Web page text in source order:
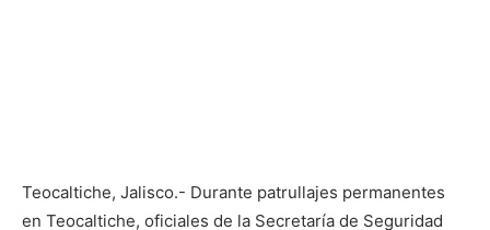
Teocaltiche, Jalisco.- Durante patrullajes permanentes
en Teocaltiche, oficiales de la Secretaría de Seguridad